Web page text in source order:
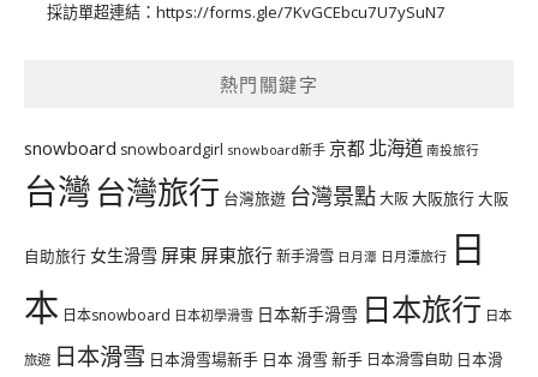
採訪單超連結： https://forms.gle/7KvGCEbcu7U7ySuN7
熱門關鍵字
snowboard snowboardgirl snowboard新手 京都 北海道 南投旅行
台灣台灣旅行 台灣旅遊 台灣景點大阪大阪旅行大阪
自助旅行 女生滑雪 屏東 屏東旅行新手滑雪 日月潭 日月潭旅行 日
本 日本snowboard 日本初學滑雪 日本新手滑雪 日本旅行 日本
旅遊 日本滑雪 日本滑雪場新手 日本 滑雪 新手 日本滑雪自助 日本滑